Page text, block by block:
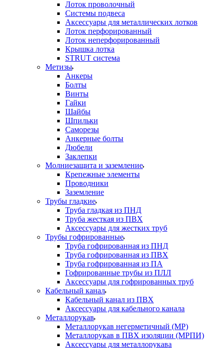
Лоток проволочный
Системы подвеса
Аксессуары для металлических лотков
Лоток перфорированный
Лоток неперфорированный
Крышка лотка
STRUT система
Метизы
Анкеры
Болты
Винты
Гайки
Шайбы
Шпильки
Саморезы
Анкерные болты
Дюбели
Заклепки
Молниезащита и заземление
Крепежные элементы
Проводники
Заземление
Трубы гладкие
Труба гладкая из ПНД
Труба жесткая из ПВХ
Аксессуары для жестких труб
Трубы гофрированные
Труба гофрированная из ПНД
Труба гофрированная из ПВХ
Труба гофрированная из ПА
Гофрированные трубы из ПЛЛ
Аксессуары для гофрированных труб
Кабельный канал
Кабельный канал из ПВХ
Аксессуары для кабельного канала
Металлорукав
Металлорукав негерметичный (МР)
Металлорукав в ПВХ изоляции (МРПИ)
Аксессуары для металлорукава